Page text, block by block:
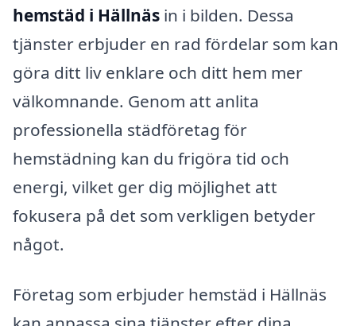
hemstäd i Hällnäs in i bilden. Dessa
tjänster erbjuder en rad fördelar som kan
göra ditt liv enklare och ditt hem mer
välkomnande. Genom att anlita
professionella städföretag för
hemstädning kan du frigöra tid och
energi, vilket ger dig möjlighet att
fokusera på det som verkligen betyder
något.
Företag som erbjuder hemstäd i Hällnäs